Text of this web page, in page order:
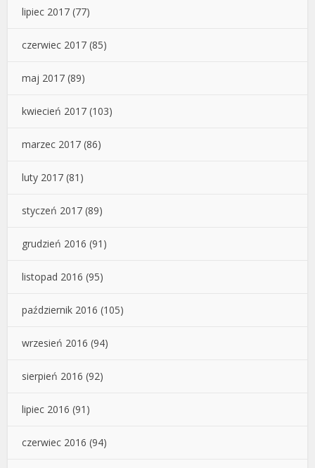
lipiec 2017 (77)
czerwiec 2017 (85)
maj 2017 (89)
kwiecień 2017 (103)
marzec 2017 (86)
luty 2017 (81)
styczeń 2017 (89)
grudzień 2016 (91)
listopad 2016 (95)
październik 2016 (105)
wrzesień 2016 (94)
sierpień 2016 (92)
lipiec 2016 (91)
czerwiec 2016 (94)